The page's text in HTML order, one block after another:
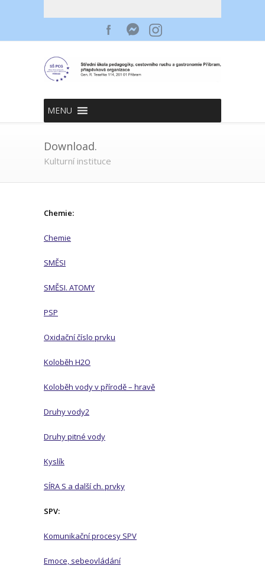
MENU
Download.
Kulturní instituce
Chemie:
Chemie
SMĚSI
SMĚSI. ATOMY
PSP
Oxidační číslo prvku
Koloběh H2O
Koloběh vody v přírodě – hravě
Druhy vody2
Druhy pitné vody
Kyslík
SÍRA S a další ch. prvky
SPV:
Komunikační procesy SPV
Emoce, sebeovládání